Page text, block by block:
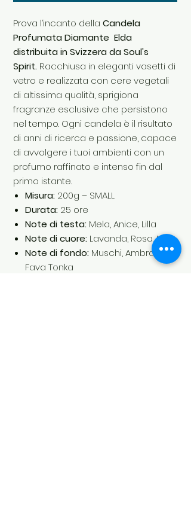
Prova l’incanto della Candela
Profumata Diamante Elda
distribuita in Svizzera da Soul's
Spirit. Racchiusa in eleganti vasetti di
vetro e realizzata con cere vegetali
di altissima qualità, sprigiona
fragranze esclusive che persistono
nel tempo. Ogni candela è il risultato
di anni di ricerca e passione, capace
di avvolgere i tuoi ambienti con un
profumo raffinato e intenso fin dal
primo istante.
Misura: 200g – SMALL
Durata: 25 ore
Note di testa: Mela, Anice, Lilla
Note di cuore: Lavanda, Rosa, Loto
Note di fondo: Muschi, Ambra,
Fava Tonka